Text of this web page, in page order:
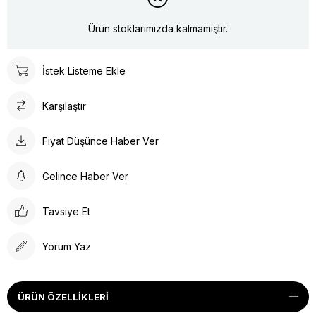
Ürün stoklarımızda kalmamıştır.
İstek Listeme Ekle
Karşılaştır
Fiyat Düşünce Haber Ver
Gelince Haber Ver
Tavsiye Et
Yorum Yaz
ÜRÜN ÖZELLIKLERI